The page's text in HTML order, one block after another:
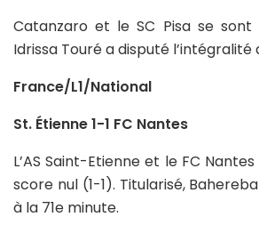
Catanzaro et le SC Pisa se sont
Idrissa Touré a disputé l’intégralité
France/L1/National
St. Étienne 1-1 FC Nantes
L’AS Saint-Etienne et le FC
score nul (1-1). Titularisé,
à la 71e minute.